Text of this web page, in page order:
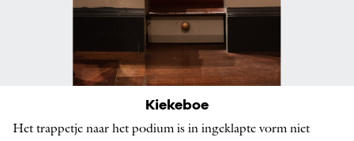
Uitgeklapt trapje naar het podium
IN DE KLEINE ZAAL, FOTO: ANNE STUART
Kiekeboe
Het trappetje naar het podium is in ingeklapte vorm niet